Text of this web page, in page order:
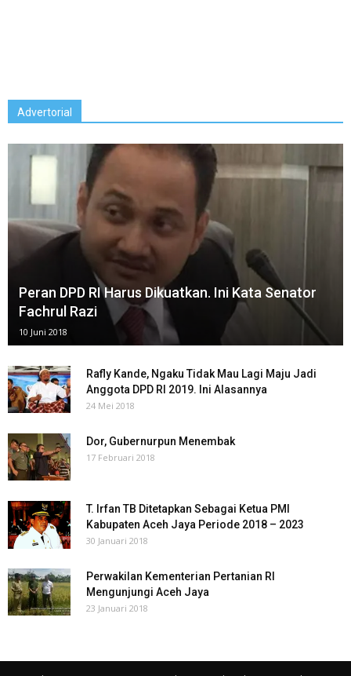
Advertorial
Peran DPD RI Harus Dikuatkan. Ini Kata Senator
Fachrul Razi
10 Juni 2018
Rafly Kande, Ngaku Tidak Mau Lagi Maju Jadi
Anggota DPD RI 2019. Ini Alasannya
24 Mei 2018
Dor, Gubernurpun Menembak
17 Februari 2018
T. Irfan TB Ditetapkan Sebagai Ketua PMI
Kabupaten Aceh Jaya Periode 2018 – 2023
30 Januari 2018
Perwakilan Kementerian Pertanian RI
Mengunjungi Aceh Jaya
23 Januari 2018